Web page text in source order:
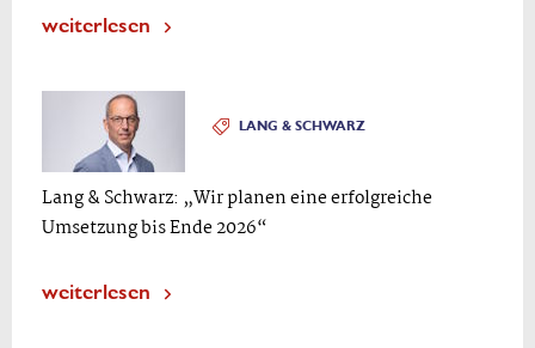
weiterlesen
LANG & SCHWARZ
Lang & Schwarz: „Wir planen eine erfolgreiche
Umsetzung bis Ende 2026“
weiterlesen